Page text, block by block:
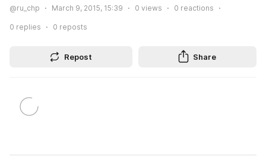
@ru_chp March 9, 2015, 15:39 0 views 0 reactions
0 replies 0 reposts
Repost Share